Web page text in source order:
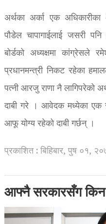
अर्थका अर्का एक
पौडेल चापागाईलाई जसरी
बोर्डको अध्यक्षमा कांग्रेसले
प्रधानमन्त्री निकट रहेका
पत्नी आरजु राणा नै लागिपरेको
दाबी गरे । आवेदक मध्येका एक
आफू योग्य रहेको दाबी गर्छन् ।
प्रकाशित : बिहिबार, पुष ०१,
आफ्नै सरकारसँग किन